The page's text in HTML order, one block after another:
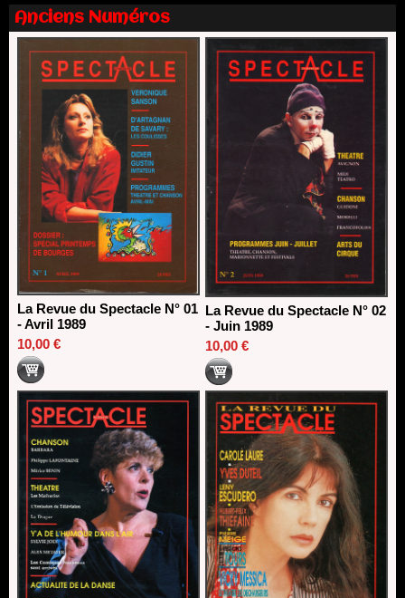
Nomination de Nathalie Garraud et Olivier Saccomano à la
direction du Théâtre de Gennevilliers - CDN
13/06/2026
Dispositif SACD Auteurs d'espaces : les lauréats 2026
18/03/2026
Anciens Numéros
La Revue du Spectacle N° 01
- Avril 1989
10,00 €
La Revue du Spectacle N° 02
- Juin 1989
10,00 €